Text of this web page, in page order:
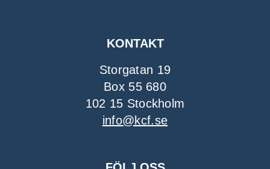
KONTAKT
Storgatan 19
Box 55 680
102 15 Stockholm
info@kcf.se